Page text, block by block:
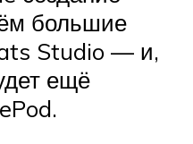
большие
Studio — и,
ещё